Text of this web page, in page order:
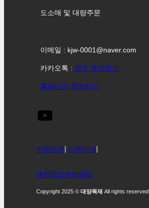
도소매 및 대량주문
이메일 : kjw-0001@naver.com
카카오톡 : 친구 추가하기
홈페이지 문의하기
이용약관| 이용안내 |
개인정보처리방침
Copyright 2025 © 대양목재 All rights reserved.